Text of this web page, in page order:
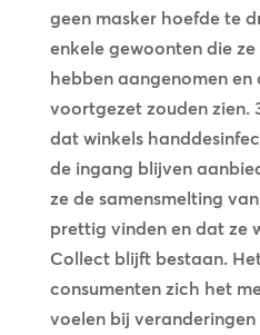
geen masker hoefde te
enkele gewoonten die
hebben aangenomen en
voortgezet zouden zien.
dat winkels
de ingang blijven
ze de samensmelting
prettig vinden en dat ze
Collect blijft bestaan.
consumenten zich het
voelen bij veranderingen